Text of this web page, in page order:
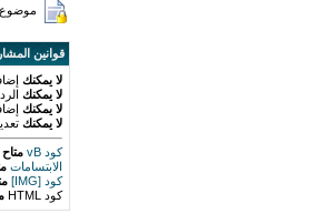
قوانين
لا يمكنك
لا يمكنك
لا يمكنك
لا يمكنك
كود vB
متاح
الابتسامات
كود [IMG]
كود HTML